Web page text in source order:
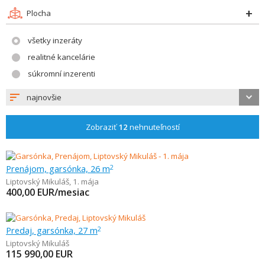
Plocha
všetky inzeráty
realitné kancelárie
súkromní inzerenti
najnovšie
Zobraziť12 nehnuteľností
Prenájom, garsónka, 26 m2
Liptovský Mikuláš, 1. mája
400,00 EUR/mesiac
Predaj, garsónka, 27 m2
Liptovský Mikuláš
115 990,00 EUR